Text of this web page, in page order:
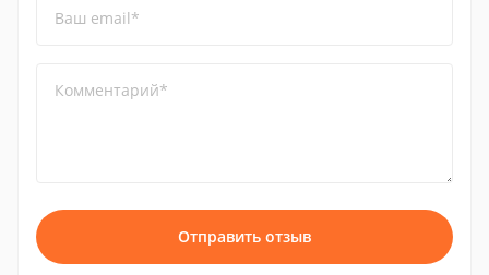
Ваш email*
Комментарий*
Отправить отзыв